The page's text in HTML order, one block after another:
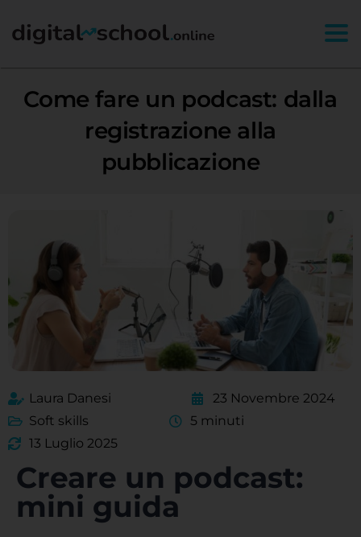
Come fare un podcast: dalla
registrazione alla
pubblicazione
Laura Danesi
23 Novembre 2024
Soft skills
5 minuti
13 Luglio 2025
Creare un podcast:
mini guida